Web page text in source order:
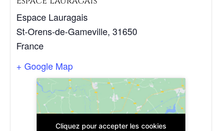
Espace Lauragais
St-Orens-de-Gameville, 31650
France
+ Google Map
Cliquez pour accepter les cookies